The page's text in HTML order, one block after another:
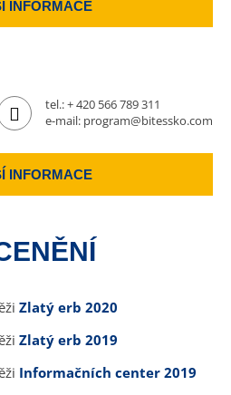
INFORMACE
tel.:+ 420 566 789 311
e-mail: program@bitessko.com
INFORMACE
Zlatý erb 2020
Zlatý erb 2019
Informačních center 2019